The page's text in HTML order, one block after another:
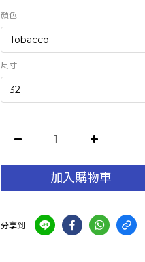
顏色
尺寸
加入購物車
分享到